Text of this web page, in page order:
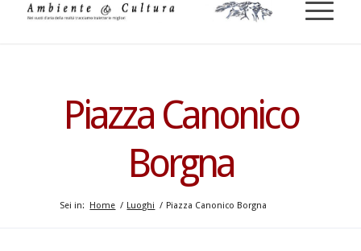
Piazza Canonico
Borgna
Sei in: Home / Luoghi / Piazza Canonico Borgna